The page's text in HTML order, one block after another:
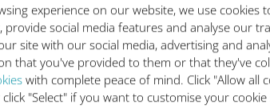
experience on our website, we use cookies
provide social media features and analyse our
site with our social media, advertising and
that you've provided to them or that they've
with complete peace of mind. Click "Allow all
"Select" if you want to customise your